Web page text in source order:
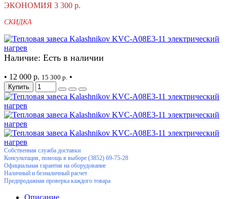
ЭКОНОМИЯ 3 300 р.
СКИДКА
Наличие: Есть в наличии
• 12 000 р. 15 300 р. •
Купить
Собственная служба доставки
Консультация, помощь в выборе (3852) 69-75-28
Официальная гарантия на оборудование
Наличный и безналичный расчет
Предпродажная проверка каждого товара
Описание